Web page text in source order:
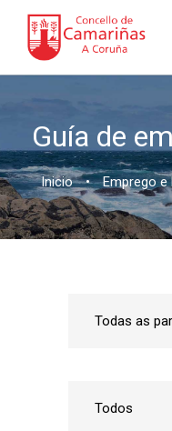
Guía de
Inicio • Emprego